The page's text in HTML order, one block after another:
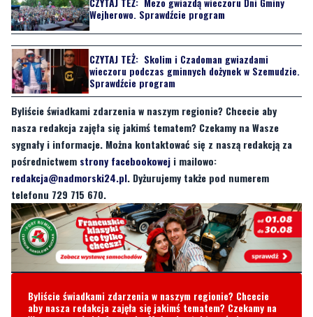
CZYTAJ TEŻ:Skolim i Czadoman gwiazdami
wieczoru podczas gminnych dożynek w Szemudzie.
Sprawdźcie program
Byliście świadkami zdarzenia w naszym regionie? Chcecie aby
nasza redakcja zajęła się jakimś tematem? Czekamy na Wasze
sygnały i informacje. Można kontaktować się z naszą redakcją za
pośrednictwemstrony facebookoweji mailowo:
redakcja@nadmorski24.pl. Dyżurujemy także pod numerem
telefonu 729 715 670.
Byliście świadkami zdarzenia w naszym regionie? Chcecie
aby nasza redakcja zajęła się jakimś tematem? Czekamy na
Wasze sygnały i informacje. Można kontaktować się z naszą
redakcja@nadmorski24.plDyżurujemy także pod numerem
telefonu729 715 670.